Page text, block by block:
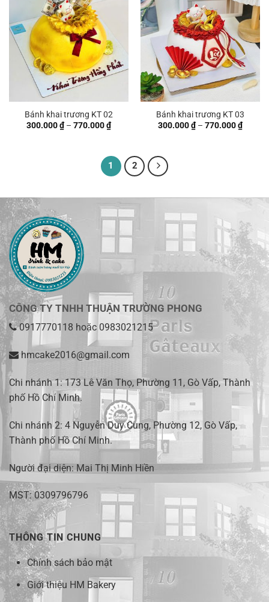
Bánh khai trương KT 02
300.000₫ – 770.000₫Khoảng
giá:
đến
770.000 ₫
Bánh khai trương KT 03
300.000₫ – 770.000₫
giá:
1 2
CÔNG TY TNHH THUẬN TRƯỜNG PHONG
0917770118 hoặc 0983021215
hmcake2016@gmail.com
Chi nhánh 1:173 Lê Văn Thọ, Phường 11, Gò Vấp, Thành
phố Hồ Chí Minh.
Chi nhánh 2: 4 Nguyễn Duy Cung, Phường 12, Gò Vấp,
Thành phố Hồ Chí Minh.
Người đại diện: Mai Thị Minh Hiền
MST: 0309796796
THÔNG TIN CHUNG
Chính sách bảo mật
Giới thiệu HM Bakery